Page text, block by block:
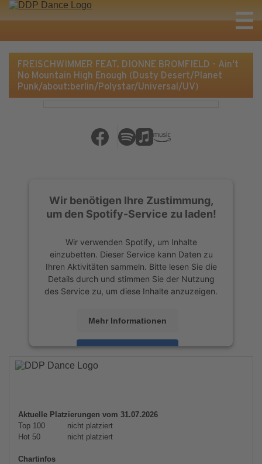
FREISCHWIMMER FEAT. DIONNE BROMFIELD - Ain't
No Mountain High Enough (Dusty Desert/Planet
Punk/about:berlin/Polystar/Universal/UV)
Wir benötigen Ihre Zustimmung,
um den Spotify-Service zu laden!
Wir verwenden Spotify, um Inhalte
einzubetten. Dieser Service kann Daten zu
Ihren Aktivitäten sammeln. Bitte lesen Sie die
Details durch und stimmen Sie der Nutzung
des Service zu, um diese Inhalte anzuzeigen.
Mehr Informationen
Akzeptieren
powered by
Aktuelle Platzierungen vom 31.07.2026
Top 100
nicht platziert
Hot 50
nicht platziert
Chartinfos